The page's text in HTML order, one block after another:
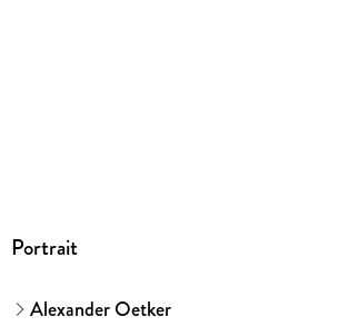
Portrait
Alexander Oetker